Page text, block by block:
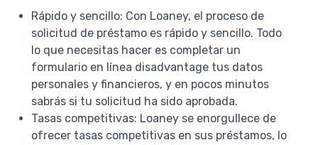
Rápido y sencillo: Con Loaney, el proceso de
solicitud de préstamo es rápido y sencillo. Todo
lo que necesitas hacer es completar un
formulario en línea disadvantage tus datos
personales y financieros, y en pocos minutos
sabrás si tu solicitud ha sido aprobada.
Tasas competitivas: Loaney se enorgullece de
ofrecer tasas competitivas en sus préstamos, lo